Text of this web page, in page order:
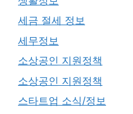
세금 절세 정보
세무정보
소상공인 지원정책
소상공인 지원정책
스타트업 소식/정보